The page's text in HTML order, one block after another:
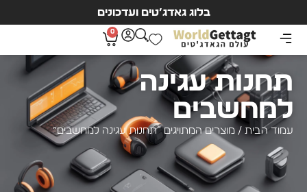
בלוג גאדג’טים ועדכונים
0
תחנות עגינה
למחשבים
עמוד הבית / מוצרים המתויגים “תחנות עגינה למחשבים”